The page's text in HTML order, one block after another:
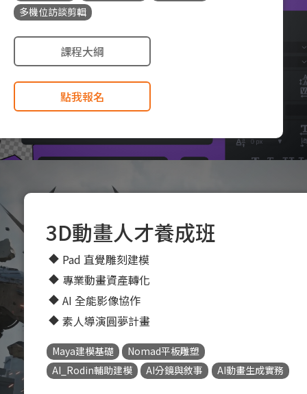
多機位訪談剪輯
課程大綱
點我報名
3D動畫人才養成班
Pad 直覺雕刻建模
專業動畫資產轉化
AI 全能影像協作
素人導演圓夢計畫
Maya建模基礎
Nomad平板雕塑
AI_Rodin輔助建模
AI分鏡與敘事 AI動畫生成實務